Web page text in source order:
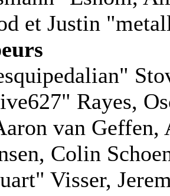
et Justin
Rayes,
van
Colin
Visser,